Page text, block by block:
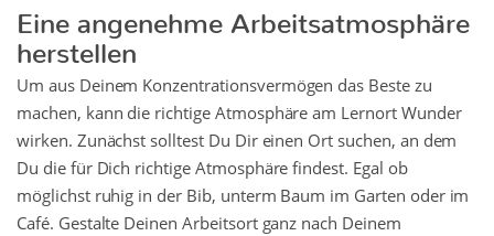
Eine angenehme Arbeitsatmosphäre
herstellen
Um aus Deinem Konzentrationsvermögen das Beste zu
machen, kann die richtige Atmosphäre am Lernort Wunder
wirken. Zunächst solltest Du Dir einen Ort suchen, an dem
Du die für Dich richtige Atmosphäre findest. Egal ob
möglichst ruhig in der Bib, unterm Baum im Garten oder im
Café. Gestalte Deinen Arbeitsort ganz nach Deinem